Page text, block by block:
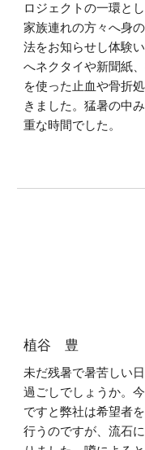
ロジェクトの一環と
家族連れの方々へ身
法をお知らせし体験
へネクタイや新聞紙
を使った止血や骨折
きました。猛暑の中
重な時間でした。
植谷 豊
未だ残暑で暑苦しい
過ごしでしょうか。
ですと弊社は希望者
行うのですが、流石